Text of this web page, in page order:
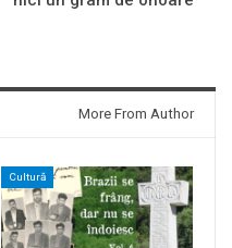
More From Author
Cultură